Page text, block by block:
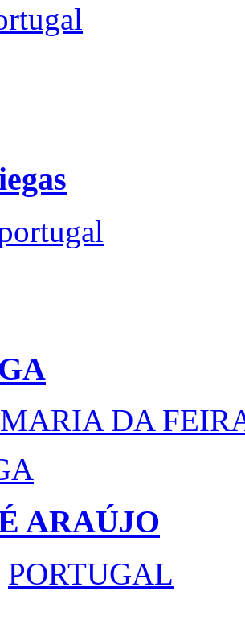
DA
ARAÚJO
PORTUGAL